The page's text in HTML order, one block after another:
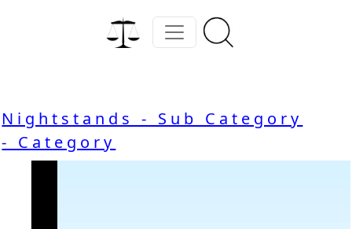
Nightstands - Sub Category
- Category